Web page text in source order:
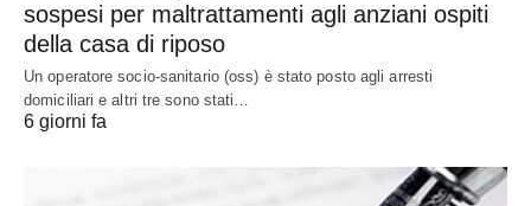
sospesi per maltrattamenti agli anziani ospiti
della casa di riposo
Un operatore socio-sanitario (oss) è stato posto agli arresti
domiciliari e altri tre sono stati…
6 giorni fa